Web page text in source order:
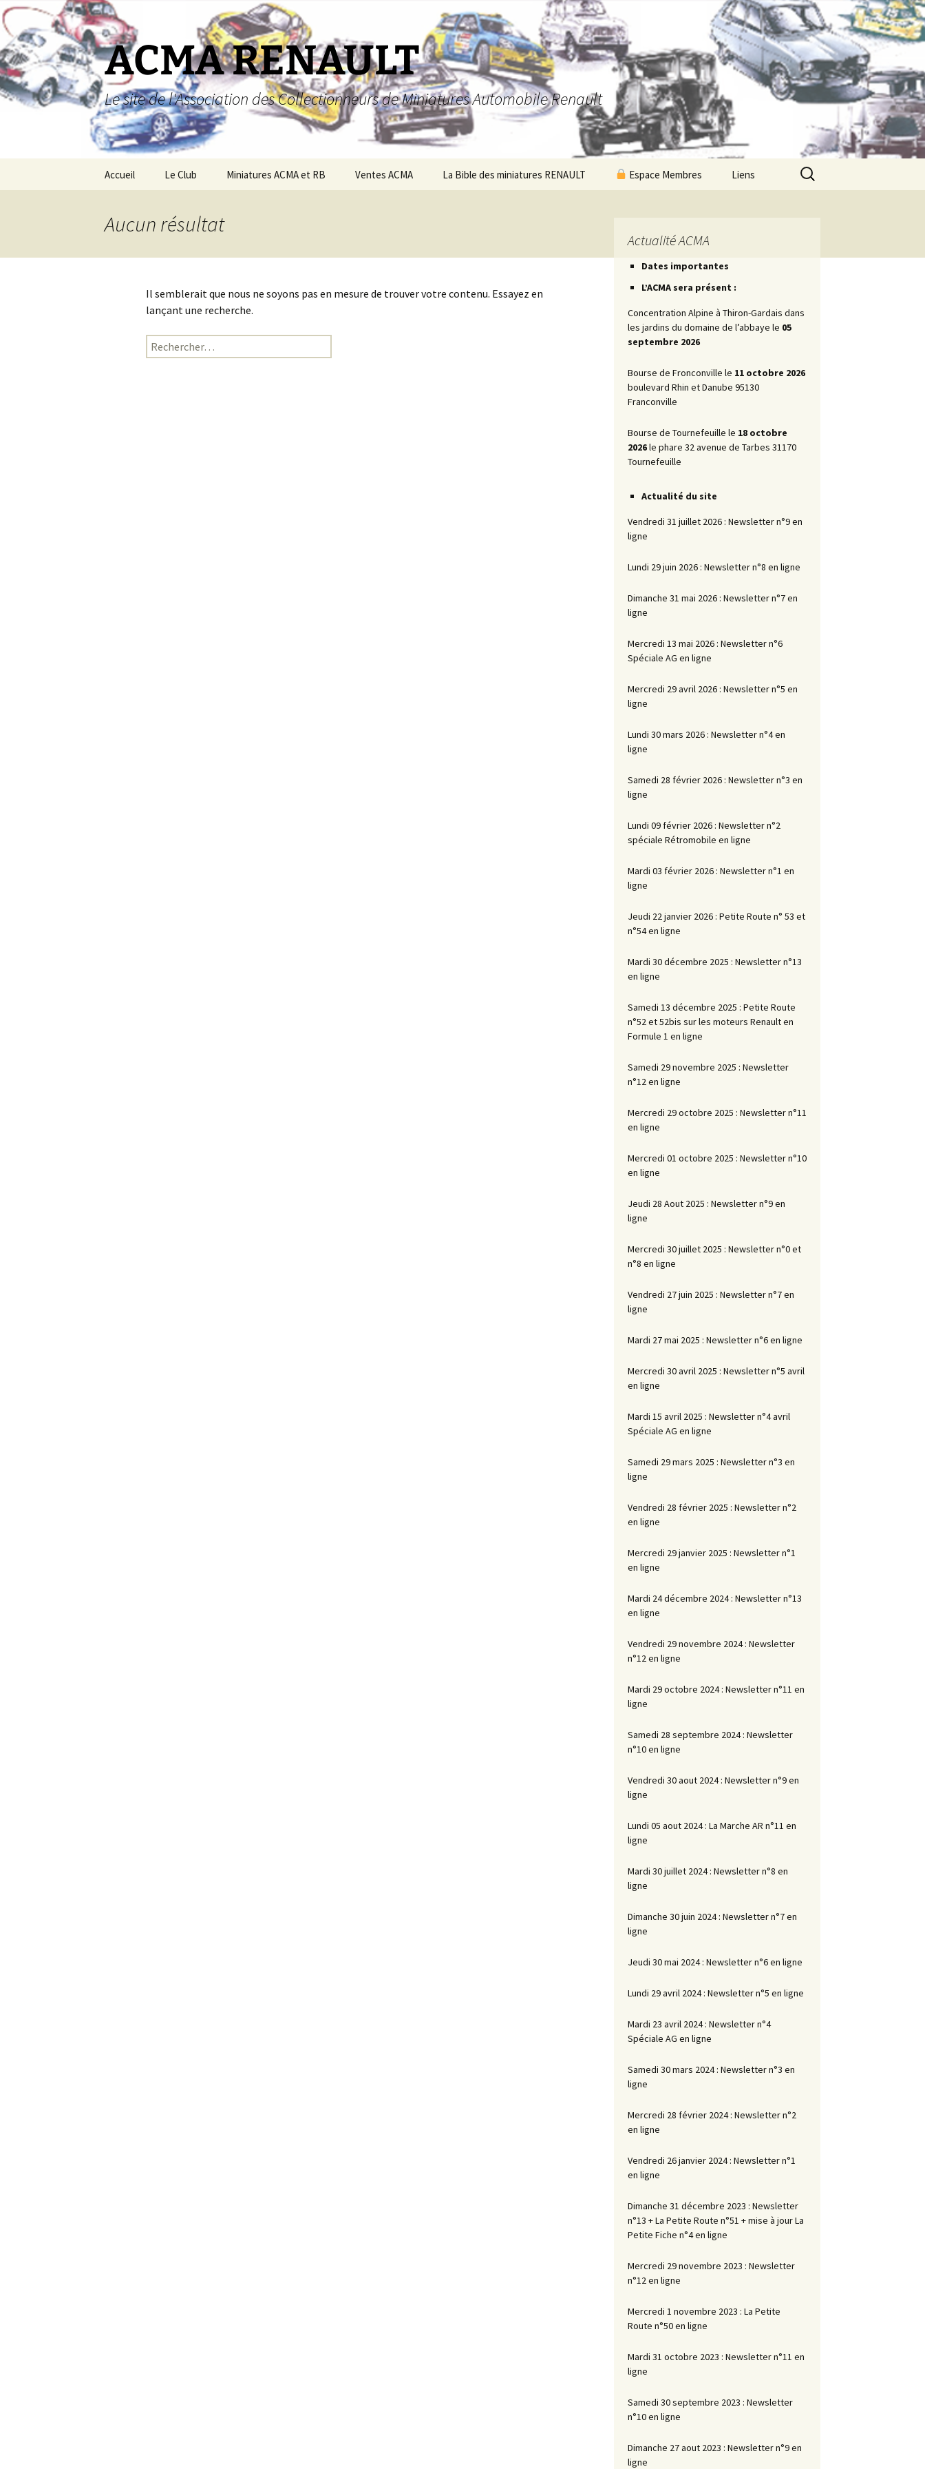
Aller
au
contenu
ACMA RENAULT
Le site de l'Association des Collectionneurs de Miniatures Automobile Renault
Accueil Le Club Miniatures ACMA et RB Ventes ACMA La Bible des miniatures RENAULT Espace Membres
Les Petites Routes
Les Petites Fiches
Promotionnelles
La Marche AR
Liens
Rechercher :
Aucun résultat
Il semblerait que nous ne soyons pas en mesure de trouver votre contenu. Essayez en
lançant une recherche.
Rechercher :
Actualité ACMA
Dates importantes
L’ACMA sera présent :
Concentration Alpine à Thiron-Gardais dans
les jardins du domaine de l’abbaye le 05
septembre 2026
Bourse de Fronconville le 11 octobre 2026
boulevard Rhin et Danube 95130
Franconville
Bourse de Tournefeuille le 18 octobre
2026le phare 32 avenue de Tarbes 31170
Tournefeuille
Actualité du site
Vendredi 31 juillet 2026 : Newsletter n°9 en
ligne
Lundi 29 juin 2026 : Newsletter n°8 en ligne
Dimanche 31 mai 2026 : Newsletter n°7 en
ligne
Mercredi 13 mai 2026 : Newsletter n°6
Spéciale AG en ligne
Mercredi 29 avril 2026 : Newsletter n°5 en
ligne
Lundi 30 mars 2026 : Newsletter n°4 en
ligne
Samedi 28 février 2026 : Newsletter n°3 en
ligne
Lundi 09 février 2026 : Newsletter n°2
spéciale Rétromobile en ligne
Mardi 03 février 2026 : Newsletter n°1 en
ligne
Jeudi 22 janvier 2026 : Petite Route n° 53 et
n°54 en ligne
Mardi 30 décembre 2025 : Newsletter n°13
en ligne
Samedi 13 décembre 2025 : Petite Route
n°52 et 52bis sur les moteurs Renault en
Formule 1 en ligne
Samedi 29 novembre 2025 : Newsletter
n°12 en ligne
Mercredi 29 octobre 2025 : Newsletter n°11
en ligne
Mercredi 01 octobre 2025 : Newsletter n°10
en ligne
Jeudi 28 Aout 2025 : Newsletter n°9 en
ligne
Mercredi 30 juillet 2025 : Newsletter n°0 et
n°8 en ligne
Vendredi 27 juin 2025 : Newsletter n°7 en
ligne
Mardi 27 mai 2025 : Newsletter n°6 en ligne
Mercredi 30 avril 2025 : Newsletter n°5 avril
en ligne
Mardi 15 avril 2025 : Newsletter n°4 avril
Spéciale AG en ligne
Samedi 29 mars 2025 : Newsletter n°3 en
ligne
Vendredi 28 février 2025 : Newsletter n°2
en ligne
Mercredi 29 janvier 2025 : Newsletter n°1
en ligne
Mardi 24 décembre 2024 : Newsletter n°13
en ligne
Vendredi 29 novembre 2024 : Newsletter
n°12 en ligne
Mardi 29 octobre 2024 : Newsletter n°11 en
ligne
Samedi 28 septembre 2024 : Newsletter
n°10 en ligne
Vendredi 30 aout 2024 : Newsletter n°9 en
ligne
Lundi 05 aout 2024 : La Marche AR n°11 en
ligne
Mardi 30 juillet 2024 : Newsletter n°8 en
ligne
Dimanche 30 juin 2024 : Newsletter n°7 en
ligne
Jeudi 30 mai 2024 : Newsletter n°6 en ligne
Lundi 29 avril 2024 : Newsletter n°5 en ligne
Mardi 23 avril 2024 : Newsletter n°4
Spéciale AG en ligne
Samedi 30 mars 2024 : Newsletter n°3 en
ligne
Mercredi 28 février 2024 : Newsletter n°2
en ligne
Vendredi 26 janvier 2024 : Newsletter n°1
en ligne
Dimanche 31 décembre 2023 : Newsletter
n°13 + La Petite Route n°51 + mise à jour La
Petite Fiche n°4 en ligne
Mercredi 29 novembre 2023 : Newsletter
n°12 en ligne
Mercredi 1 novembre 2023 : La Petite
Route n°50 en ligne
Mardi 31 octobre 2023 : Newsletter n°11 en
ligne
Samedi 30 septembre 2023 : Newsletter
n°10 en ligne
Dimanche 27 aout 2023 : Newsletter n°9 en
ligne